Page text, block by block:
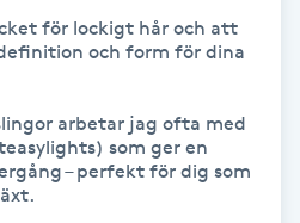
för lockigt hår och att
och form för dina
arbetar jag ofta med
som ger en
– perfekt för dig som